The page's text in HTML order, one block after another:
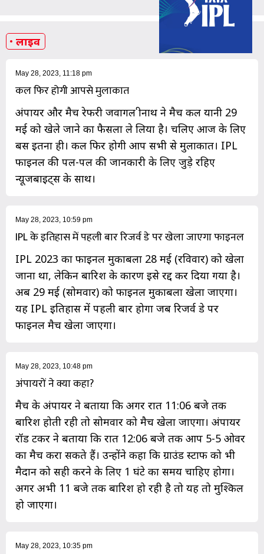
लाइव
May 28, 2023, 11:18 pm
कल फिर होगी आपसे मुलाकात
अंपायर और मैच रेफरी जवागल श्रीनाथ ने मैच कल यानी 29
मई को खेले जाने का फैसला ले लिया है। चलिए आज के लिए
बस इतना ही। कल फ‍िर होगी आप सभी से मुलाकात। IPL
फाइनल की पल-पल की जानकारी के लिए जुड़े रहिए
न्यूजबाइट्स के साथ।
May 28, 2023, 10:59 pm
IPL के इतिहास में पहली बार रिजर्व डे पर खेला जाएगा फाइनल
IPL 2023 का फाइनल मुकाबला 28 मई (रविवार) को खेला
जाना था, लेकिन बारिश के कारण इसे रद्द कर दिया गया है।
अब 29 मई (सोमवार) को फाइनल मुकाबला खेला जाएगा।
यह IPL इतिहास में पहली बार होगा जब रिजर्व डे पर
फाइनल मैच खेला जाएगा।
May 28, 2023, 10:48 pm
अंपायरों ने क्या कहा?
मैच के अंपायर ने बताया कि अगर रात 11:06 बजे तक
बारिश होती रही तो सोमवार को मैच खेला जाएगा। अंपायर
रॉड टकर ने बताया कि रात 12:06 बजे तक आप 5-5 ओवर
का मैच करा सकते हैं। उन्‍होंने कहा कि ग्राउंड स्टाफ को भी
मैदान को सही करने के लिए 1 घंटे का समय चाहिए होगा।
अगर अभी 11 बजे तक बारिश हो रही है तो यह तो मुश्किल
हो जाएगा।
May 28, 2023, 10:35 pm